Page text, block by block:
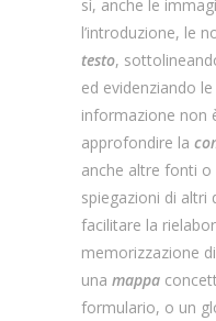
sì, anche le
l’introduzione, le
testo,
ed evidenziando
informazione non
approfondire la
anche altre fonti o
spiegazioni di altri
facilitare la
memorizzazione
una mappa
formulario, o un